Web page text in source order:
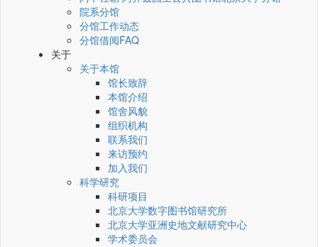
院系分馆
分馆工作动态
分馆借阅FAQ
关于
关于本馆
馆长致辞
本馆介绍
馆舍风貌
组织机构
联系我们
来访预约
加入我们
科学研究
科研项目
北京大学数字图书馆研究所
北京大学亚洲史地文献研究中心
学术委员会